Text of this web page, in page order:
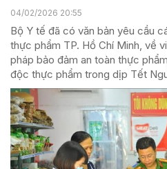
04/02/2026 20:55
Bộ Y tế đã có văn bản yêu cầu
thực phẩm TP. Hồ Chí Minh, về
pháp bảo đảm an toàn thực
độc thực phẩm trong dịp Tết